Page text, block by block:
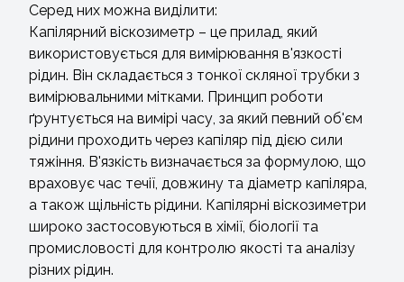
Серед них можна виділити:
Капілярний віскозиметр – це прилад, який
використовується для вимірювання в'язкості
рідин. Він складається з тонкої скляної трубки з
вимірювальними мітками. Принцип роботи
ґрунтується на вимірі часу, за який певний об'єм
рідини проходить через капіляр під дією сили
тяжіння. В'язкість визначається за формулою, що
враховує час течії, довжину та діаметр капіляра,
а також щільність рідини. Капілярні віскозиметри
широко застосовуються в хімії, біології та
промисловості для контролю якості та аналізу
різних рідин.